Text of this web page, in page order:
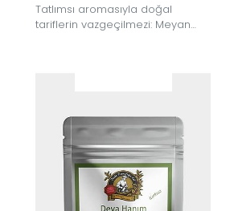
Tatlımsı aromasıyla doğal
tariflerin vazgeçilmezi: Meyan